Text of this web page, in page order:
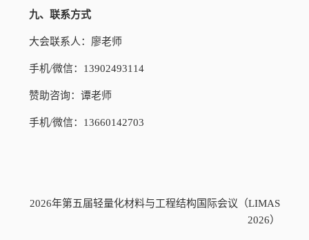
九、联系方式
大会联系人：廖老师
手机/微信：13902493114
赞助咨询：谭老师
手机/微信：13660142703
2026年第五届轻量化材料与工程结构国际会议（LIMAS
2026）